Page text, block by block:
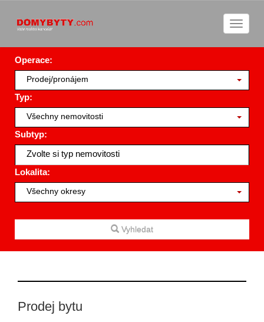
Operace:
Prodej/pronájem
Typ:
Všechny nemovitosti
Subtyp:
Zvolte si typ nemovitosti
Lokalita:
Všechny okresy
Vyhledat
Prodej bytu